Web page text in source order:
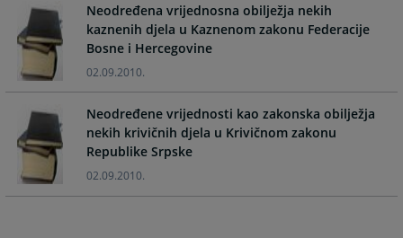
forward
to
interact
with
the
calendar
and
select
date.
forward
to
interact
the
calendar
and
select
Neodređena vrijednosna obilježja nekih
kaznenih djela u Kaznenom zakonu Federacije
Bosne i Hercegovine
02.09.2010.
Neodređene vrijednosti kao zakonska obilježja
nekih krivičnih djela u Krivičnom zakonu
Republike Srpske
02.09.2010.